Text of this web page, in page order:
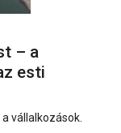
– a
esti
vállalkozások.